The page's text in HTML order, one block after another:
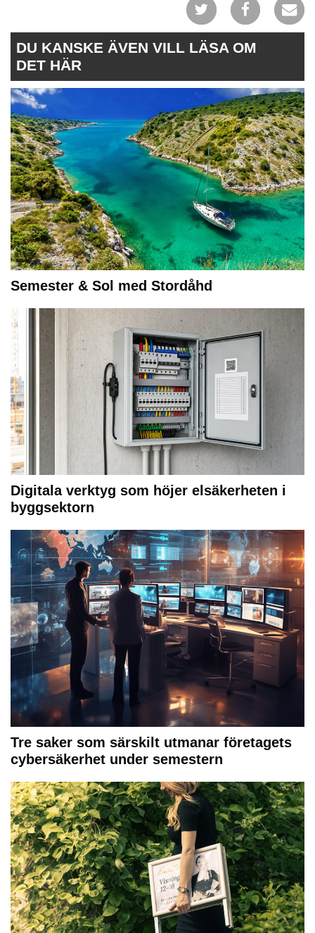
DU KANSKE ÄVEN VILL LÄSA OM
DET HÄR
Semester & Sol med Stordåhd
Digitala verktyg som höjer elsäkerheten i
byggsektorn
Tre saker som särskilt utmanar företagets
cybersäkerhet under semestern